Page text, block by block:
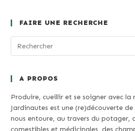
FAIRE UNE RECHERCHE
A PROPOS
Produire, cueillir et se soigner avec la
Jardinautes est une (re)découverte de
nous entoure, au travers du potager,